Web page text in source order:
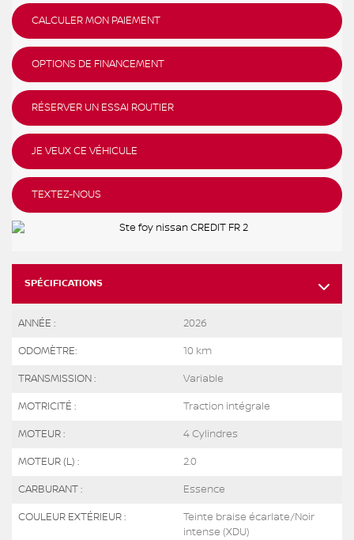
SPÉCIFICATIONS
ANNÉE : 2026
ODOMÈTRE: 10 km
TRANSMISSION : Variable
MOTRICITÉ : Traction intégrale
MOTEUR : 4 Cylindres
MOTEUR (L) : 2.0
CARBURANT : Essence
COULEUR EXTÉRIEUR :
Teinte braise écarlate/Noir
intense (XDU)
CALCULER MON PAIEMENT
OPTIONS DE FINANCEMENT
RÉSERVER UN ESSAI ROUTIER
JE VEUX CE VÉHICULE
TEXTEZ-NOUS